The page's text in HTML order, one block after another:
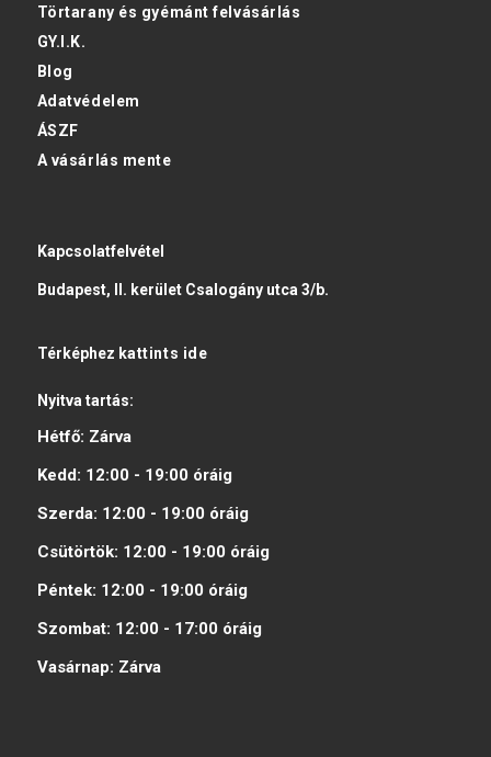
Törtarany és gyémánt felvásárlás
GY.I.K.
Blog
Adatvédelem
ÁSZF
A vásárlás mente
Kapcsolatfelvétel
Budapest, II. kerület Csalogány utca 3/b.
Térképhez kattints ide
Nyitva tartás:
Hétfő: Zárva
Kedd: 12:00 - 19:00 óráig
Szerda: 12:00 - 19:00 óráig
Csütörtök: 12:00 - 19:00 óráig
Péntek: 12:00 - 19:00 óráig
Szombat: 12:00 - 17:00 óráig
Vasárnap: Zárva